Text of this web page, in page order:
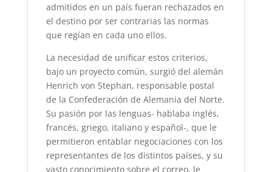
admitidos en un país fueran rechazados en
el destino por ser contrarias las normas
que regían en cada uno ellos.
La necesidad de unificar estos criterios,
bajo un proyecto común, surgió del alemán
Henrich von Stephan, responsable postal
de la Confederación de Alemania del Norte.
Su pasión por las lenguas- hablaba inglés,
francés, griego, italiano y español-, que le
permitieron entablar negociaciones con los
representantes de los distintos países, y su
vasto conocimiento sobre el correo, le